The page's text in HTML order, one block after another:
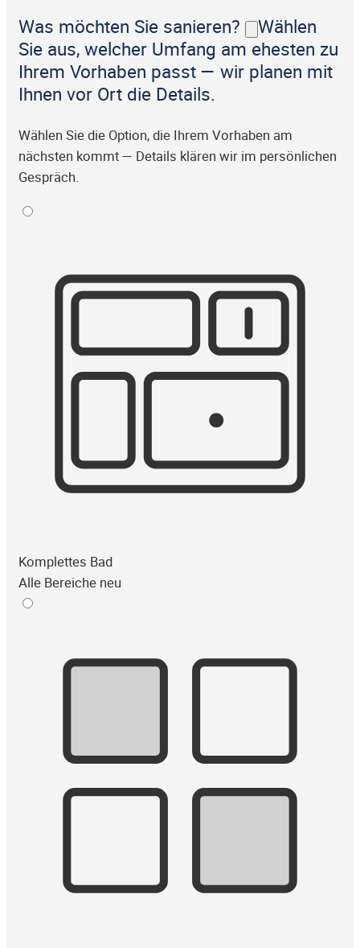
Was möchten Sie sanieren?
Wählen
Sie aus, welcher Umfang am ehesten zu
Ihrem Vorhaben passt — wir planen mit
Ihnen vor Ort die Details.
Wählen Sie die Option, die Ihrem Vorhaben am
nächsten kommt — Details klären wir im persönlichen
Gespräch.
Komplettes Bad
Alle Bereiche neu